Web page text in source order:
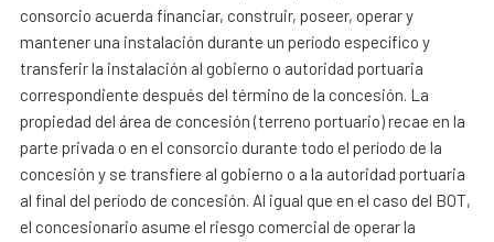
consorcio acuerda financiar, construir, poseer, operar y
mantener una instalación durante un período específico y
transferir la instalación al gobierno o autoridad portuaria
correspondiente después del término de la concesión. La
propiedad del área de concesión (terreno portuario) recae en la
parte privada o en el consorcio durante todo el período de la
concesión y se transfiere al gobierno o a la autoridad portuaria
al final del período de concesión. Al igual que en el caso del BOT,
el concesionario asume el riesgo comercial de operar la